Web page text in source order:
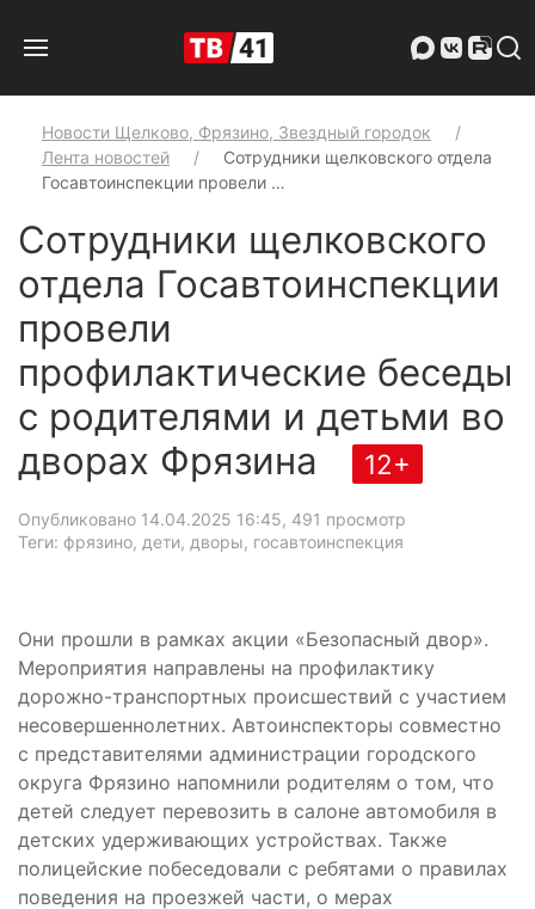
Новости Щелково, Фрязино, Звездный городок
Лента новостей
Сотрудники щелковского отдела
Госавтоинспекции провели …
Сотрудники щелковского
отдела Госавтоинспекции
провели
профилактические беседы
с родителями и детьми во
дворах Фрязина
12+
Опубликовано 14.04.2025 16:45, 491 просмотр
Теги: фрязино, дети, дворы, госавтоинспекция
Они прошли в рамках акции «Безопасный двор».
Мероприятия направлены на профилактику
дорожно-транспортных происшествий с участием
несовершеннолетних. Автоинспекторы совместно
с представителями администрации городского
округа Фрязино напомнили родителям о том, что
детей следует перевозить в салоне автомобиля в
детских удерживающих устройствах. Также
полицейские побеседовали с ребятами о правилах
поведения на проезжей части, о мерах